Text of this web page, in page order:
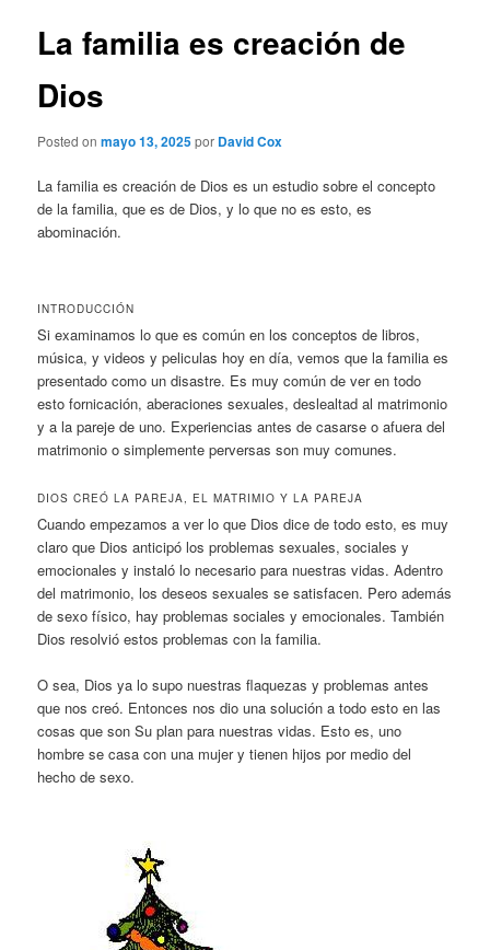
La familia es creación de
Dios
Posted onmayo 13, 2025por David Cox
La familia es creación de Dios es un estudio sobre el concepto
de la familia, que es de Dios, y lo que no es esto, es
abominación.
INTRODUCCIÓN
Si examinamos lo que es común en los conceptos de libros,
música, y videos y peliculas hoy en día, vemos que la familia es
presentado como un disastre. Es muy común de ver en todo
esto fornicación, aberaciones sexuales, deslealtad al matrimonio
y a la pareje de uno. Experiencias antes de casarse o afuera del
matrimonio o simplemente perversas son muy comunes.
DIOS CREÓ LA PAREJA, EL MATRIMIO Y LA PAREJA
Cuando empezamos a ver lo que Dios dice de todo esto, es muy
claro que Dios anticipó los problemas sexuales, sociales y
emocionales y instaló lo necesario para nuestras vidas. Adentro
del matrimonio, los deseos sexuales se satisfacen. Pero además
de sexo físico, hay problemas sociales y emocionales. También
Dios resolvió estos problemas con la familia.
O sea, Dios ya lo supo nuestras flaquezas y problemas antes
que nos creó. Entonces nos dio una solución a todo esto en las
cosas que son Su plan para nuestras vidas. Esto es, uno
hombre se casa con una mujer y tienen hijos por medio del
hecho de sexo.